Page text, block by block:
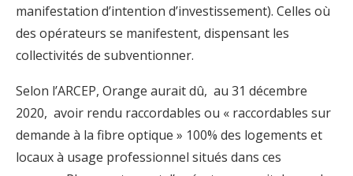
manifestation d’intention d’investissement). Celles où
des opérateurs se manifestent, dispensant les
collectivités de subventionner.
Selon l’ARCEP, Orange aurait dû, au 31 décembre
2020, avoir rendu raccordables ou « raccordables sur
demande à la fibre optique » 100% des logements et
locaux à usage professionnel situés dans ces